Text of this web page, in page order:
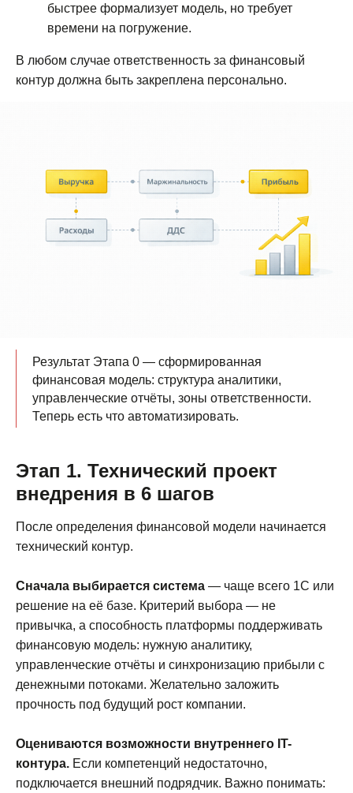
быстрее формализует модель, но требует
времени на погружение.
В любом случае ответственность за финансовый
контур должна быть закреплена персонально.
Результат Этапа 0 — сформированная
финансовая модель: структура аналитики,
управленческие отчёты, зоны ответственности.
Теперь есть что автоматизировать.
Этап 1. Технический проект
внедрения в 6 шагов
После определения финансовой модели начинается
технический контур.
Сначала выбирается система — чаще всего 1С или
решение на её базе. Критерий выбора — не
привычка, а способность платформы поддерживать
финансовую модель: нужную аналитику,
управленческие отчёты и синхронизацию прибыли с
денежными потоками. Желательно заложить
прочность под будущий рост компании.
Оцениваются возможности внутреннего IT-
контура. Если компетенций недостаточно,
подключается внешний подрядчик. Важно понимать: